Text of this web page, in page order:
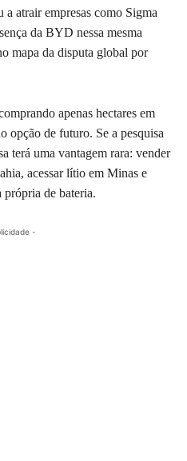
a atrair empresas como Sigma
da BYD nessa mesma
mapa da disputa global por
apenas hectares em
opção de futuro. Se a pesquisa
terá uma vantagem rara: vender
acessar lítio em Minas e
própria de bateria.
-